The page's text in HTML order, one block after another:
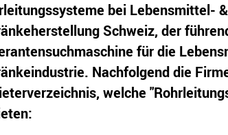
bei Lebensmittel- &
Schweiz, der
für die
Nachfolgend die
welche